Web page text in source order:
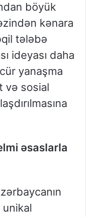
böyük
kənara
tələbə
ideyası daha
yanaşma
və sosial
əsaslarla